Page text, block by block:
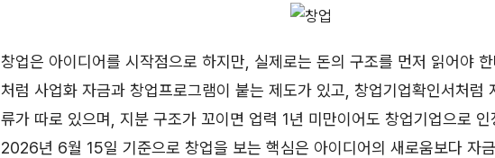
창업은 아이디어를 시작점으로 하지만, 실제로는 돈의 구조를 먼저 읽어야 한
처럼 사업화 자금과 창업프로그램이 붙는 제도가 있고, 창업기업확인서처럼
류가 따로 있으며, 지분 구조가 꼬이면 업력 1년 미만이어도 창업기업으로 인
2026년 6월 15일 기준으로 창업을 보는 핵심은 아이디어의 새로움보다 자